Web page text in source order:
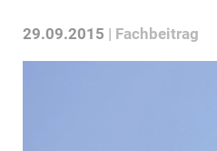
29.09.2015 Fachbeitrag